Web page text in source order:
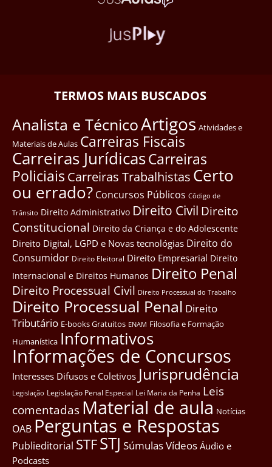
TERMOS MAIS BUSCADOS
Analista e TécnicoArtigos Atividades e
Materiais de Aulas Carreiras Fiscais
Carreiras JurídicasCarreiras
Policiais Carreiras Trabalhistas Certo
ou errado? Concursos Públicos Côdigo de
Trânsito Direito Administrativo Direito Civil Direito
Constitucional Direito da Criança e do Adolescente
Direito Digital, LGPD e Novas tecnológias Direito do
Consumidor Direito Eleitoral Direito Empresarial Direito
Internacional e Direitos Humanos Direito Penal
Direito Processual Civil Direito Processual do Trabalho
Direito Processual Penal Direito
Tributário E-books Gratuitos ENAM Filosofia e Formação
Humanística Informativos
Informações de Concursos
Interesses Difusos e Coletivos Jurisprudência
Legislação Legislação Penal Especial Lei Maria da Penha Leis
comentadas Material de aula Notícias
OAB Perguntas e Respostas
Publieditorial STFSTJ SúmulasVídeos Áudio e
Podcasts